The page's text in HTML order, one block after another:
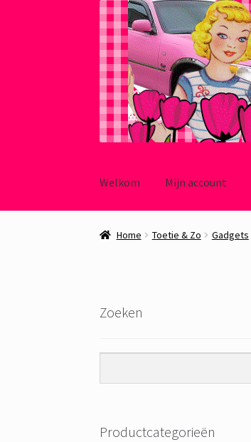
door
naar
Welkom Mijn account
Home Toetie & Zo Gadgets
Zoeken
Productcategorieën